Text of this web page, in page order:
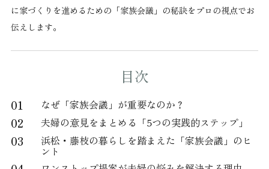
に家づくりを進めるための「家族会議」の秘訣をプロの視点でお
伝えします。
目次
01 なぜ「家族会議」が重要なのか？
02 夫婦の意見をまとめる「5つの実践的ステップ」
03 浜松・藤枝の暮らしを踏まえた「家族会議」のヒ
ント